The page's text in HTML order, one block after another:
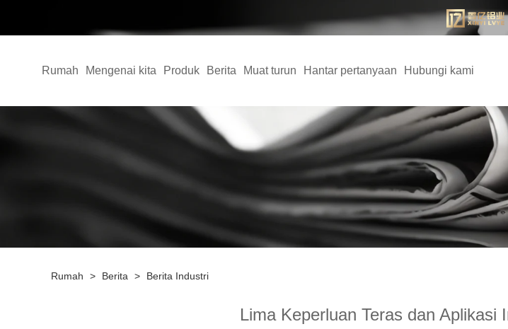
Rumah Mengenai kita Produk Berita Muat turun Hantar pertanyaan Hubungi kami
Rumah > Berita > Berita Industri
Lima Keperluan Teras dan Aplikasi